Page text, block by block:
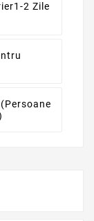
1-2 Zile
(persoane